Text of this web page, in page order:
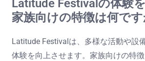
Latitude Festivalの体験
家族向けの特徴は何です
Latitude Festivalは、多様な活動や設
体験を向上させます。家族向けの特